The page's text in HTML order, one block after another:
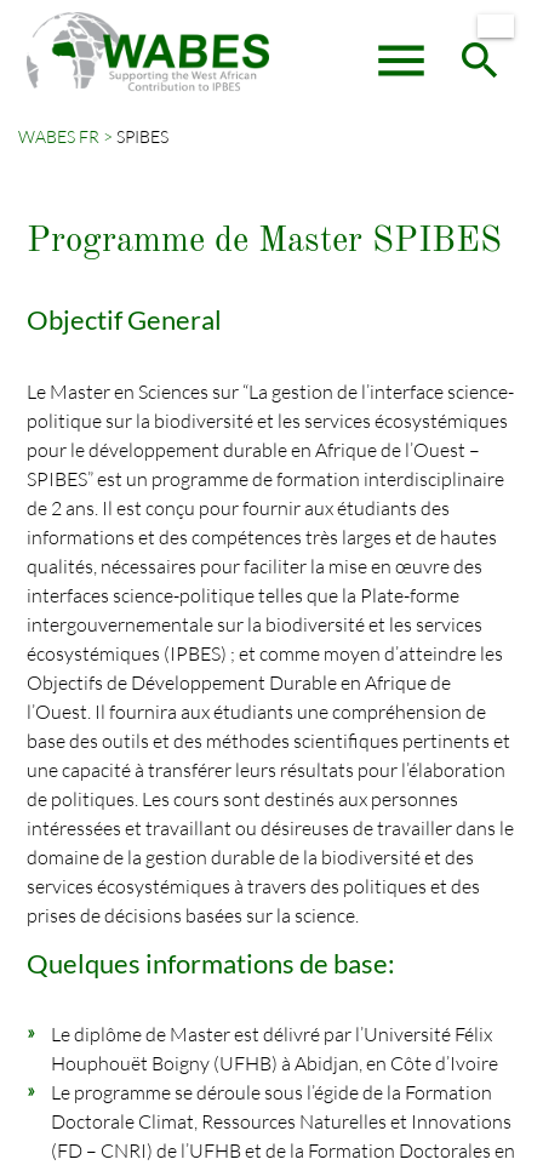
menu search
WABES FR SPIBES
Programme de Master SPIBES
Objectif General
Le Master en Sciences sur “La gestion de l’interface science-
politique sur la biodiversité et les services écosystémiques
pour le développement durable en Afrique de l’Ouest –
SPIBES” est un programme de formation interdisciplinaire
de 2 ans. Il est conçu pour fournir aux étudiants des
informations et des compétences très larges et de hautes
qualités, nécessaires pour faciliter la mise en œuvre des
interfaces science-politique telles que la Plate-forme
intergouvernementale sur la biodiversité et les services
écosystémiques (IPBES) ; et comme moyen d’atteindre les
Objectifs de Développement Durable en Afrique de
l’Ouest. Il fournira aux étudiants une compréhension de
base des outils et des méthodes scientifiques pertinents et
une capacité à transférer leurs résultats pour l’élaboration
de politiques. Les cours sont destinés aux personnes
intéressées et travaillant ou désireuses de travailler dans le
domaine de la gestion durable de la biodiversité et des
services écosystémiques à travers des politiques et des
prises de décisions basées sur la science.
Quelques informations de base:
Le diplôme de Master est délivré par l’Université Félix
Houphouët Boigny (UFHB) à Abidjan, en Côte d’Ivoire
Le programme se déroule sous l’égide de la Formation
Doctorale Climat, Ressources Naturelles et Innovations
(FD – CNRI) de l’UFHB et de la Formation Doctorales en